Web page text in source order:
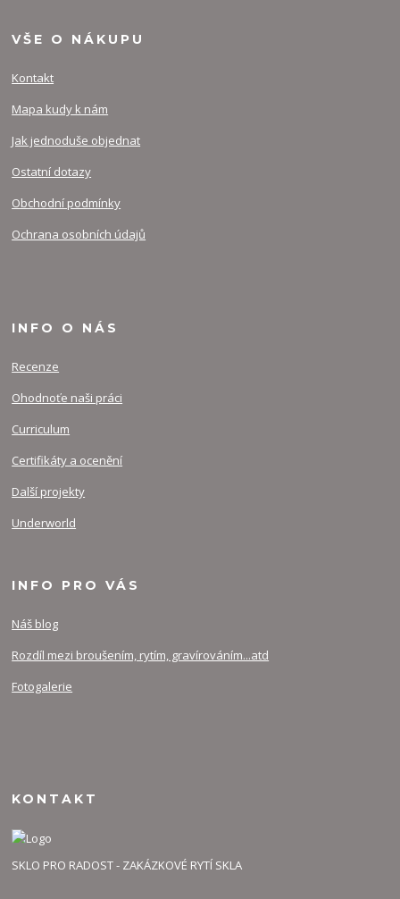
VŠE O NÁKUPU
Kontakt
Mapa kudy k nám
Jak jednoduše objednat
Ostatní dotazy
Obchodní podmínky
Ochrana osobních údajů
INFO O NÁS
Recenze
Ohodnoťe naši práci
Curriculum
Certifikáty a ocenění
Další projekty
Underworld
INFO PRO VÁS
Náš blog
Rozdíl mezi broušením, rytím, gravírováním...atd
Fotogalerie
KONTAKT
SKLO PRO RADOST - ZAKÁZKOVÉ RYTÍ SKLA